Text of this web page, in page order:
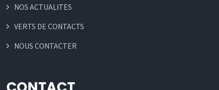
NOS ACTUALITES
VERTS DE CONTACTS
NOUS CONTACTER